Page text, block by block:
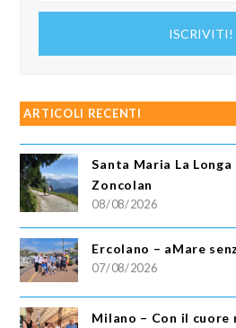
ISCRIVITI!
ARTICOLI RECENTI
Santa Maria La Longa
Zoncolan
08/08/2026
Ercolano – aMare
07/08/2026
Milano – Con il cuore